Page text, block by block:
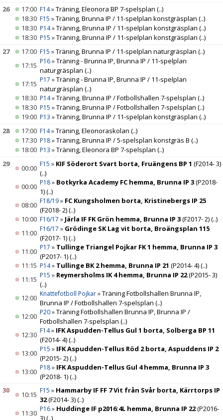
26
17:00 F14»Träning, Eleonora BP 7-spelsplan (..)
18:30 F15 »Träning, Brunna IP / 11-spelplan konstgräsplan (..)
18:30 P14»Träning, Brunna IP / 11-spelplan konstgräsplan (..)
18:30 P15 »Träning, Brunna IP / 11-spelplan konstgräsplan (..)
27
17:00 F15 »Träning, Brunna IP / 11-spelplan naturgräsplan (..)
17:15 P16»Träning - Brunna IP, Brunna IP / 11-spelplan
naturgräsplan (..)
17:15 P17 »Träning - Brunna IP, Brunna IP / 11-spelplan
naturgräsplan (..)
18:30 P14»Träning, Brunna IP / Fotbollshallen 7-spelsplan (..)
18:30 P15 »Träning, Brunna IP / Fotbollshallen 7-spelsplan (..)
19:00 P13 »Träning, Brunna IP / 11-spelplan konstgräsplan (..)
28
17:00 F14»Träning, Eleonoraskolan (..)
17:30 P18»Träning, Brunna IP / 5-spelsplan konstgräs B (..)
18:00 P13 »Träning, Eleonora BP 7-spelsplan (..)
29
00:00 F15 » KIF Söderort Svart borta, Fruängens BP 1 (F2014- 3)
(..)
00:00 P18» Botkyrka Academy FC hemma, Brunna IP 3(P2018-
1)(..)
08:00 F18/19» FC Kungsholmen borta, Kristinebergs IP 25
(F2018- 2)(..)
10:00 F16/17 » Järla IF FK Grön hemma, Brunna IP 3(F2017- 2)(..)
11:00 F16/17 » Grödinge SK Lag vit borta, Broängsplan 115
(F2017- 1)(..)
11:00 P17 » Tullinge Triangel Pojkar FK 1 hemma, Brunna IP 3
(P2017- 1)(..)
11:15 P14» Tullinge BK 2 hemma, Brunna IP 21 (P2014- 4)(..)
11:15 P15 » Reymersholms IK 4 hemma, Brunna IP 22(P2015- 3)
(..)
12:00 Knattefotboll Pojkar»Träning Fotbollshallen Brunna IP,
Brunna IP / Fotbollshallen 7-spelsplan (..)
12:00 P20»Träning Fotbollshallen Brunna IP, Brunna IP /
Fotbollshallen 7-spelsplan (..)
12:30 F14» IFK Aspudden-Tellus Gul 1 borta, Solberga BP 11
(F2014- 4)(..)
13:00 P15 » IFK Aspudden-Tellus Röd 2 borta, Aspuddens IP 2
(P2015- 2)(..)
13:00 P18» IFK Aspudden-Tellus Gul 4 hemma, Brunna IP 3
(P2018- 1)(..)
30
10:15 F15 » Hammarby IF FF 7 Vit från Svår borta, Kärrtorps IP
32(F2014- 3)(..)
11:30 P16» Huddinge IF p2016:4L hemma, Brunna IP 22(P2016-
3)(..)